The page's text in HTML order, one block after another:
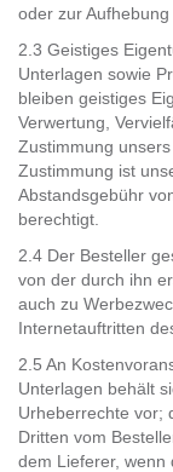
oder zur
2.3 Geistiges
Unterlagen sowie
bleiben geistiges
Verwertung,
Zustimmung
Zustimmung ist
Abstandsgebühr
berechtigt.
2.4 Der Besteller
von der durch ihn
auch zu
Internetauftritten
2.5 An
Unterlagen behält
Urheberrechte vor;
Dritten vom
dem Lieferer, wenn